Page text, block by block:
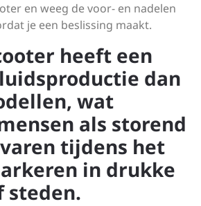
en weeg de voor- en nadelen
je een beslissing maakt.
heeft een
dan
wat
als storend
tijdens het
in drukke
steden.